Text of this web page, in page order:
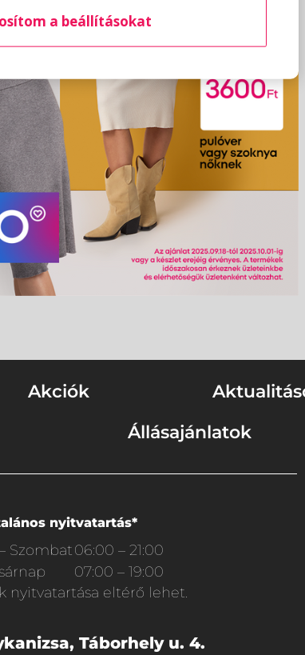
Akciók
Állásajánlatok
nyitvatartás*
Szombat06:00 – 21:00
07:00 – 19:00
nyitvatartása eltérő lehet.
Táborhely u. 4.
a beállításokat